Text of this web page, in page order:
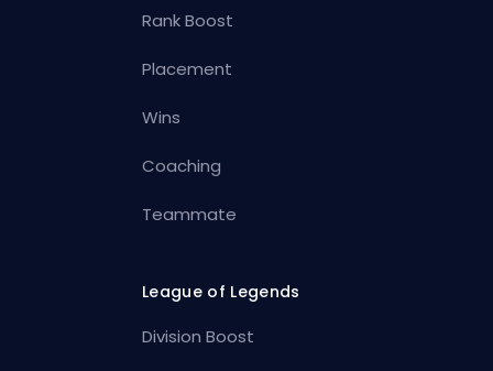
Rank Boost
Placement
Wins
Coaching
Teammate
League of Legends
Division Boost